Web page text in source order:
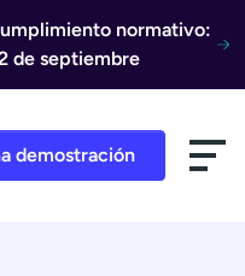
normativo:
de septiembre
demostración